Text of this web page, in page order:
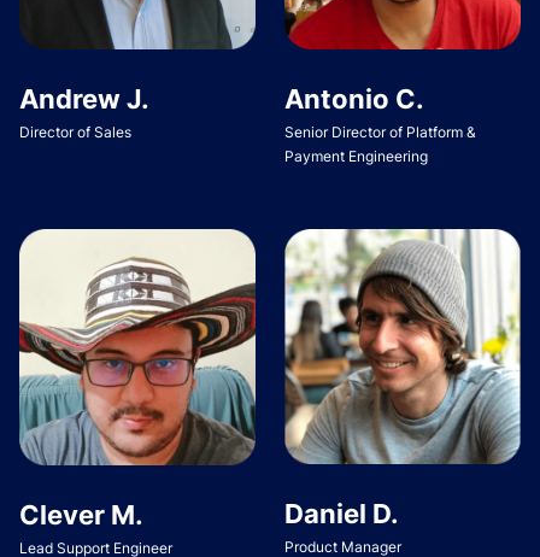
Andrew J.
Director of Sales
Antonio C.
Senior Director of Platform &
Payment Engineering
Clever M.
Lead Support Engineer
Daniel D.
Product Manager